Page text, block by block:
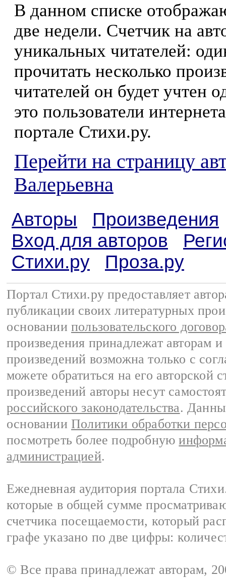
В данном списке
две недели. Счетчик на
уникальных читателей:
прочитать несколько
читателей он будет учтен
это пользователи
портале Стихи.ру.
Перейти на страницу
Валерьевна
Авторы
Произведения
Вход для авторов
Стихи.ру
Проза.ру
Портал Стихи.ру предоставляет
публикации своих литературных
основании пользовательского
произведения принадлежат авторам
произведений возможна только с
можете обратиться на его авторской
произведений авторы несут
российского законодательства.
основании Политики обработки
посмотреть более подробную
администрацией.
Ежедневная аудитория портала
которые в общей сумме
счетчика посещаемости, который
графе указано по две цифры:
© Все права принадлежат авторам,